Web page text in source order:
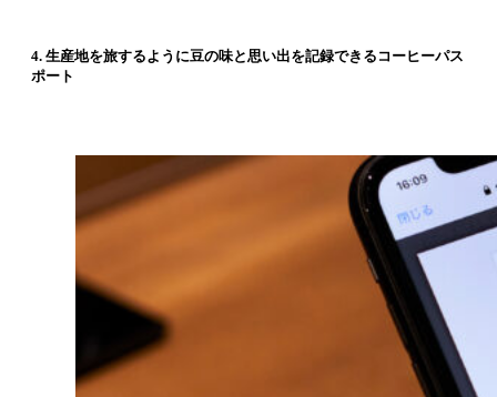
4. 生産地を旅するように豆の味と思い出を記録できるコーヒーパス
ポート